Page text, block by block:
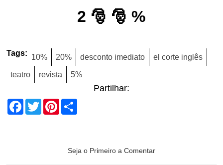
2 🎅 🎅 %
Tags: 10% 20% desconto imediato el corte inglês
teatro revista 5%
Partilhar:
Facebook
TwitterPinterest
Seja o Primeiro a Comentar